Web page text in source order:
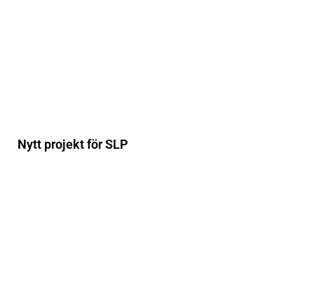
Nytt projekt för SLP